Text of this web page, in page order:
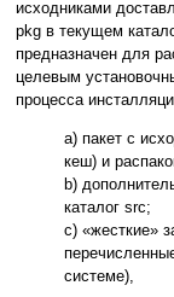
исходниками
pkg в текущем
предназначен для
целевым
процесса
а) пакет с
кеш) и
b)
каталог src;
c) «жесткие»
системе),